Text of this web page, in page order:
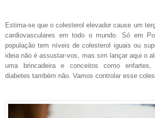
Estima-se que o colesterol elevador cause um
cardiovasculares em todo o mundo. Só em
população tem níveis de colesterol iguais ou
ideia não é assustar-vos, mas sim lançar aqui o
uma brincadeira e conceitos como enfartes,
diabetes também não. Vamos controlar esse